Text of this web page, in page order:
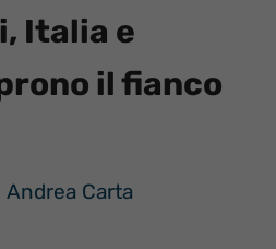
Italia e
il fianco
Andrea Carta